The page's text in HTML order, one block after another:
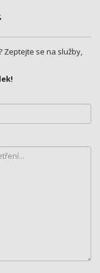
Zeptejte se na služby,